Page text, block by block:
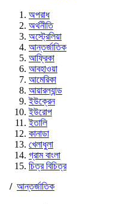
অপরাধ
অর্থনীতি
অস্ট্রেলিয়া
আন্তর্জাতিক
আফ্রিকা
আবহাওয়া
আমেরিকা
আয়ারল্যান্ড
ইউক্রেন
ইউরোপ
ইতালি
কানাডা
খেলাধুলা
গ্রাম বাংলা
চিত্র বিচিত্র
/ আন্তর্জাতিক